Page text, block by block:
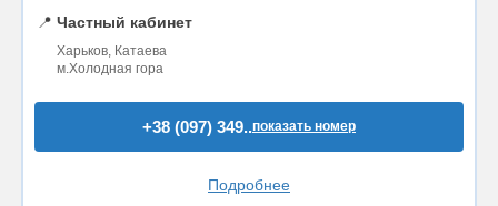
📍 Частный кабинет
Харьков, Катаева
м.Холодная гора
+38 (097) 349..показать номер
Подробнее